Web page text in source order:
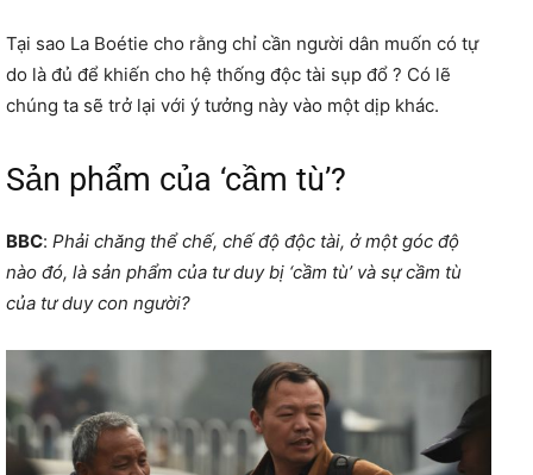
Tại sao La Boétie cho rằng chỉ cần người dân muốn có tự
do là đủ để khiến cho hệ thống độc tài sụp đổ ? Có lẽ
chúng ta sẽ trở lại với ý tưởng này vào một dịp khác.
Sản phẩm của ‘cầm tù’?
BBC: Phải chăng thể chế, chế độ độc tài, ở một góc độ
nào đó, là sản phẩm của tư duy bị ‘cầm tù’ và sự cầm tù
của tư duy con người?